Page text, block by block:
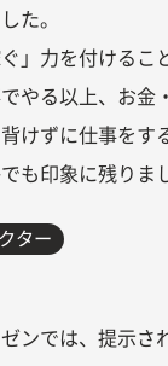
た。
ぐ」力を付けるこ
やる以上、お金
けずに仕事をす
も印象に残りま
ター
ンでは、提示さ